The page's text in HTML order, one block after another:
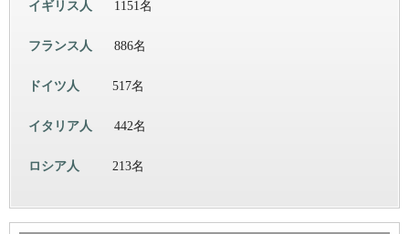
イギリス人 1151名
フランス人 886名
ドイツ人 517名
イタリア人 442名
ロシア人 213名